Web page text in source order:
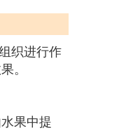
织进行作
。
果中提